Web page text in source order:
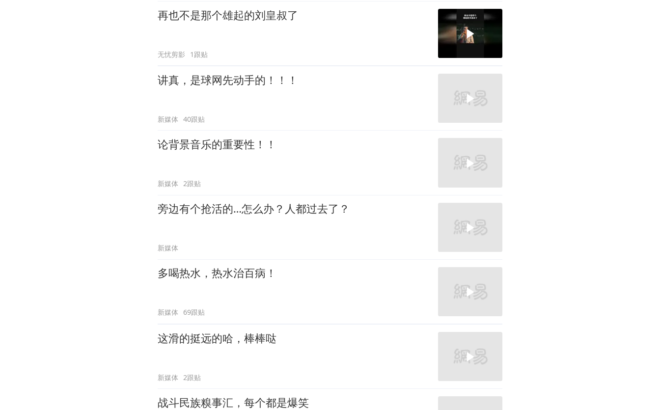
再也不是那个雄起的刘皇叔了
无忧剪影 1跟贴
讲真，是球网先动手的！！！
新媒体 40跟贴
论背景音乐的重要性！！
新媒体 2跟贴
旁边有个抢活的…怎么办？人都过去了？
新媒体
多喝热水，热水治百病！
新媒体 69跟贴
这滑的挺远的哈，棒棒哒
新媒体 2跟贴
战斗民族糗事汇，每个都是爆笑